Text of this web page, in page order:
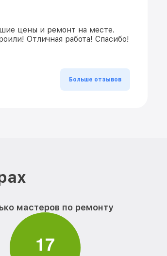
цены и ремонт на месте.
Отличная работа! Спасибо!
Больше отзывов
мастеров по ремонту
17